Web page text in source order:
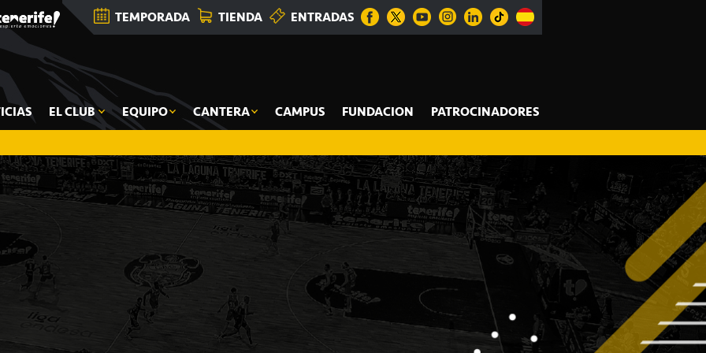
TEMPORADA TIENDA ENTRADAS
EL CLUB EQUIPO CANTERA CAMPUS FUNDACION PATROCINADORES